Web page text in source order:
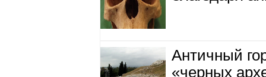
Античный
«черных